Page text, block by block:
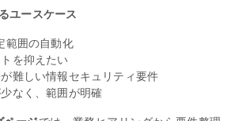
広い、またはデータ更新頻度が高い
性が求められる
入り混じる業務
部署や他システムまで広げたい
ユースケース